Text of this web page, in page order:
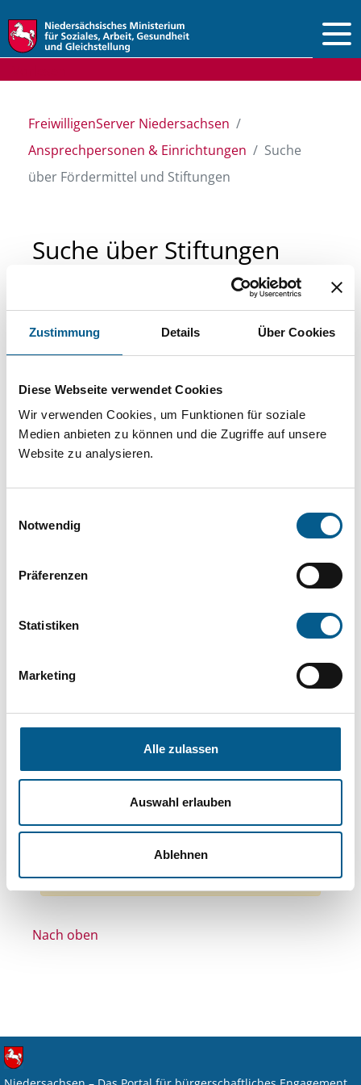
Zustimmung Details Über Cookies
Diese Webseite verwendet Cookies
Wir verwenden Cookies, um Funktionen für soziale
Medien anbieten zu können und die Zugriffe auf unsere
Website zu analysieren.
Notwendig
Präferenzen
Statistiken
Marketing
Alle zulassen
Auswahl erlauben
Ablehnen
FreiwilligenServer Niedersachsen
Ansprechpersonen & Einrichtungen
Suche
über Fördermittel und Stiftungen
Suche über Stiftungen
Sie suchen finanzielle Unterstützung für ein
direkt über unsere Fördermitteldatenbank und
Stiftungsdatenbank recherchieren. Bei der
Suche bitte die Groß- und Kleinschreibung
Bitte Suchbegriff eingeben. Ergebnisse
Kategorien verfeinert werden.
Suchen
Aktive Filter:
Bereiche: Stiftungen
Themen: Kinder, Jugendliche & Familie
Themen: Bildung und Erziehung
Themen: Wohlfahrtswesen
Alle Filter entfernen
Nach oben